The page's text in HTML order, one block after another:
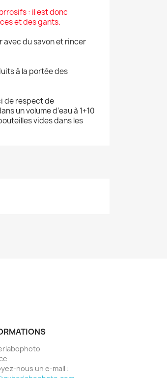
: il est donc
et des gants.
avec du savon et rincer
à la portée des
de respect de
un volume d’eau à 1+10
vides dans les
nous un e-mail :